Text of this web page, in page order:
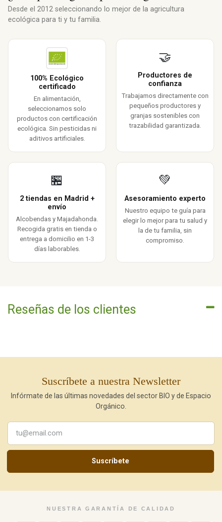
Desde el 2012 seleccionando lo mejor de la agricultura
ecológica para ti y tu familia.
100% Ecológico
certificado
En alimentación,
seleccionamos solo
productos con certificación
ecológica. Sin pesticidas ni
aditivos artificiales.
🤝
Productores de
confianza
Trabajamos directamente con
pequeños productores y
granjas sostenibles con
trazabilidad garantizada.
🏪
2 tiendas en Madrid +
envío
Alcobendas y Majadahonda.
Recogida gratis en tienda o
entrega a domicilio en 1-3
días laborables.
💚
Asesoramiento experto
Nuestro equipo te guía para
elegir lo mejor para tu salud y
la de tu familia, sin
compromiso.
Reseñas de los clientes
Suscríbete a nuestra Newsletter
Infórmate de las últimas novedades del sector BIO y de Espacio
Orgánico.
Suscríbete
NUESTRA GARANTÍA DE CALIDAD